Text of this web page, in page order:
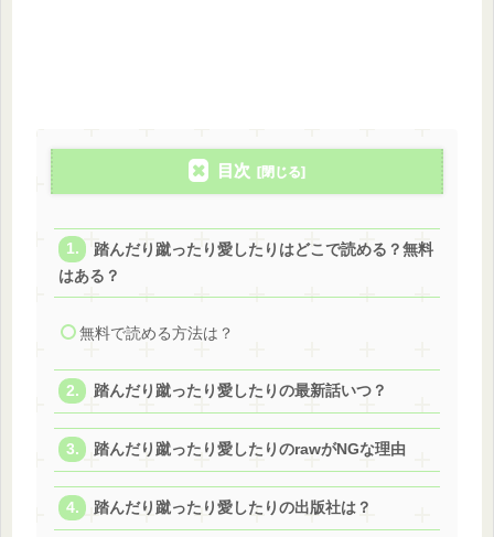
目次
踏んだり蹴ったり愛したりはどこで読める？無料
はある？
無料で読める方法は？
踏んだり蹴ったり愛したりの最新話いつ？
踏んだり蹴ったり愛したりのrawがNGな理由
踏んだり蹴ったり愛したりの出版社は？